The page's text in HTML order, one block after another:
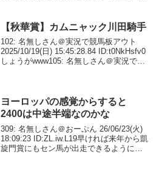
指） 別定 コース...
【秋華賞】カムニャック川田騎手
102: 名無しさん＠実況で競馬板アウト
2025/10/19(日) 15:45:28.84 ID:t0NkHsfv0
しょうがwww105: 名無しさん＠実況で競
ヨーロッパの感覚からすると
2400は中途半端なのかな
309: 名無しさん＠おーぷん 26/06/23(火)
18:09:23 ID:ZL.iw.L19早ければ来年から凱
旋門賞にもセン馬が出走できるようにな